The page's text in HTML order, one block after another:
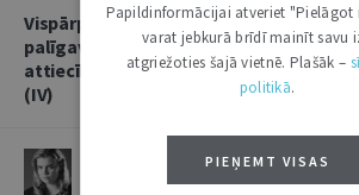
Vispārpieņemtās starptautiskās banku
palīgavota vieta un loma kredītiestāžu
attiecībās, sniedzot
(IV)
4. FEBRUĀRIS • 17:53
Papildinformācijai atveriet "Pielāgot
varat jebkurā brīdī mainīt savu
atgriežoties šajā vietnē. Plašāk –
politikā.
PIEŅEMT VISAS